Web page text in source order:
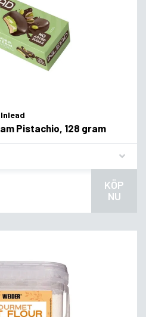
Inlead
Pistachio, 128 gram
KÖP
NU